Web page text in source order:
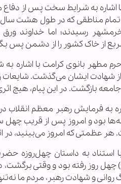
اشاره به شرایط سخت پس از
تمام مناطقی که در طول هشت سال
رسیدند؛ اما خداوند ورق
از خاک کشور را از دشمن پس
مطهر بانوی کرامت با اشاره
شهادت ایشان می‌گذشت. شایعات
بازگشت. در این پیام، هیچ
به فرمایش رهبر معظم انقلاب
بود و امروز پس از قریب
هر عظمتی که امروز می‌بینید، در
استناد به داستان چهل‌روزه
روز رفته بود و وقتی برگشت،
و شهادت رهبر، مردم ما